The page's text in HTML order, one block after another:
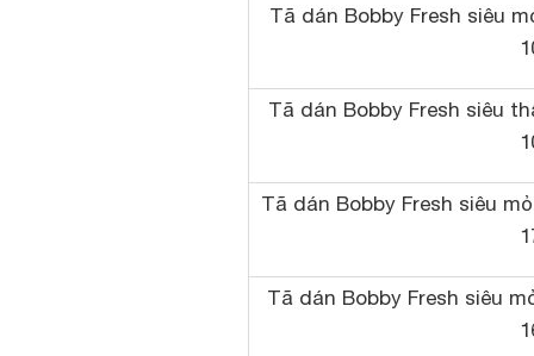
Tã dán Bobby Fresh siêu
Tã dán Bobby Fresh siêu
Tã dán Bobby Fresh siêu
Tã dán Bobby Fresh siêu